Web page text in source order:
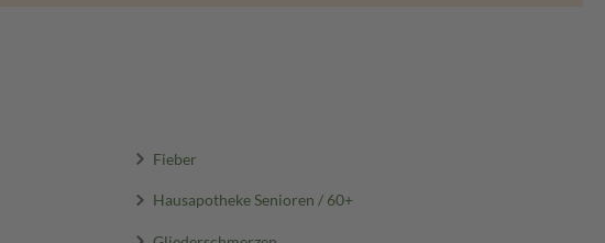
Fieber
Hausapotheke Senioren / 60+